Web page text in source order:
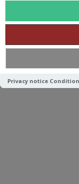
Privacy notice